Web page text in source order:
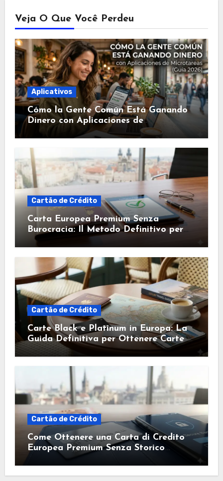
Veja O Que Você Perdeu
Aplicativos
Cómo la Gente Común Está Ganando
Dinero con Aplicaciones de
Microtareas (Guía 2026)
Cartão de Crédito
Carta Europea Premium Senza
Burocracia: Il Metodo Definitivo per
l’Approvazione Rapida
Cartão de Crédito
Carte Black e Platinum in Europa: La
Guida Definitiva per Ottenere Carte di
Credito Esclusive
Cartão de Crédito
Come Ottenere una Carta di Credito
Europea Premium Senza Storico
Creditizio: Guida Completa ai Benefici
Esclusivi